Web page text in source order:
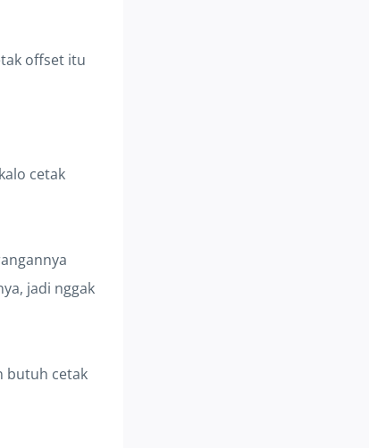
offset itu
cetak
jadi nggak
butuh cetak